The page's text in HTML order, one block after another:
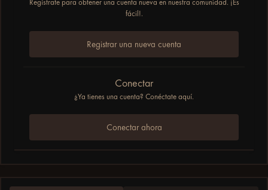
Regístrate para obtener una cuenta nueva en nuestra comunidad. ¡Es
fácil!.
Registrar una nueva cuenta
Conectar
¿Ya tienes una cuenta? Conéctate aquí.
Conectar ahora